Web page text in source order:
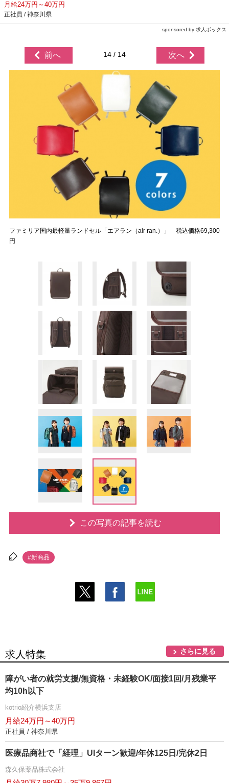
月給24万円～40万円
正社員 / 神奈川県
sponsored by 求人ボックス
前へ 14 / 14 次へ
ファミリア国内最軽量ランドセル「エアラン（air ran.）」 税込価格69,300
円
この写真の記事を読む
#新商品
求人特集 さらに見る
障がい者の就労支援/無資格・未経験OK/面接1回/月残業平
均10h以下
kotrio紹介横浜支店
月給24万円～40万円
正社員 / 神奈川県
医療品商社で「経理」UIターン歓迎/年休125日/完休2日
森久保薬品株式会社